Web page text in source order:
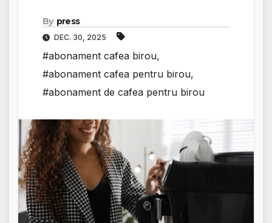
By press
DEC. 30, 2025
#abonament cafea birou,
#abonament cafea pentru birou,
#abonament de cafea pentru birou